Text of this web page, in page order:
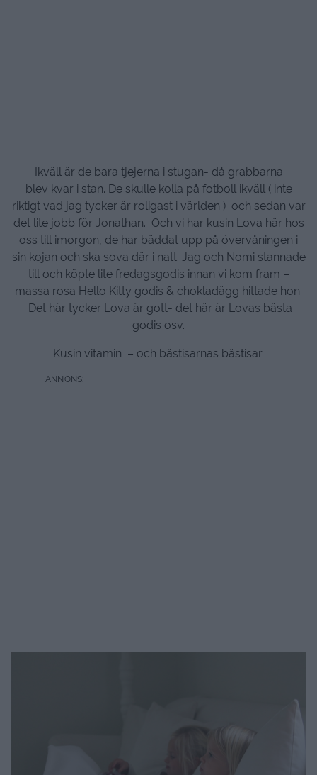
Ikväll är de bara tjejerna i stugan- då grabbarna
blev kvar i stan. De skulle kolla på fotboll ikväll ( inte
riktigt vad jag tycker är roligast i världen ) och sedan var
det lite jobb för Jonathan. Och vi har kusin Lova här hos
oss till imorgon, de har bäddat upp på övervåningen i
sin kojan och ska sova där i natt. Jag och Nomi stannade
till och köpte lite fredagsgodis innan vi kom fram –
massa rosa Hello Kitty godis & chokladägg hittade hon.
Det här tycker Lova är gott- det här är Lovas bästa
godis osv.
Kusin vitamin – och bästisarnas bästisar.